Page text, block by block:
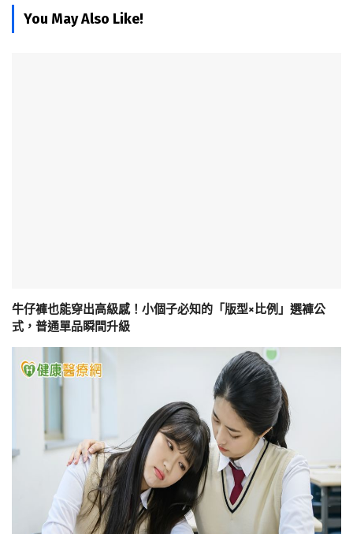
You May Also Like!
牛仔褲也能穿出高級感！小個子必知的「版型×比例」選褲公
式，普通單品瞬間升級